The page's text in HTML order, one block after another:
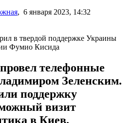
, 6 января 2023, 14:32
Фумио Кисида
телефонные
Зеленским.
поддержку
визит
в Киев.